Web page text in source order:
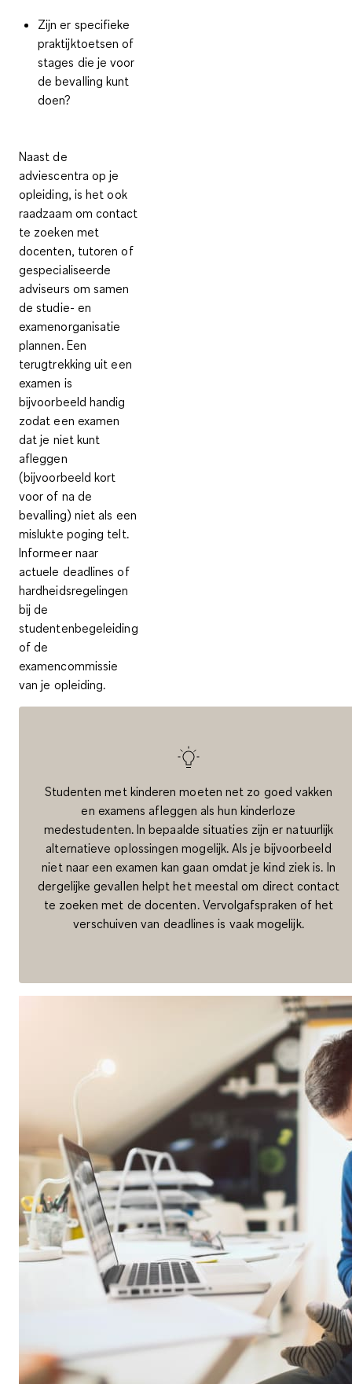
Zijn er specifieke
praktijktoetsen of
stages die je voor
de bevalling kunt
doen?
Naast de
adviescentra op je
opleiding, is het ook
raadzaam om contact
te zoeken met
docenten, tutoren of
gespecialiseerde
adviseurs om samen
de studie- en
examenorganisatie
plannen. Een
terugtrekking uit een
examen is
bijvoorbeeld handig
zodat een examen
dat je niet kunt
afleggen
(bijvoorbeeld kort
voor of na de
bevalling) niet als een
mislukte poging telt.
Informeer naar
actuele deadlines of
hardheidsregelingen
bij de
studentenbegeleiding
of de
examencommissie
van je opleiding.
Studenten met kinderen moeten net zo goed vakken
en examens afleggen als hun kinderloze
medestudenten. In bepaalde situaties zijn er natuurlijk
alternatieve oplossingen mogelijk. Als je bijvoorbeeld
niet naar een examen kan gaan omdat je kind ziek is. In
dergelijke gevallen helpt het meestal om direct contact
te zoeken met de docenten. Vervolgafspraken of het
verschuiven van deadlines is vaak mogelijk.